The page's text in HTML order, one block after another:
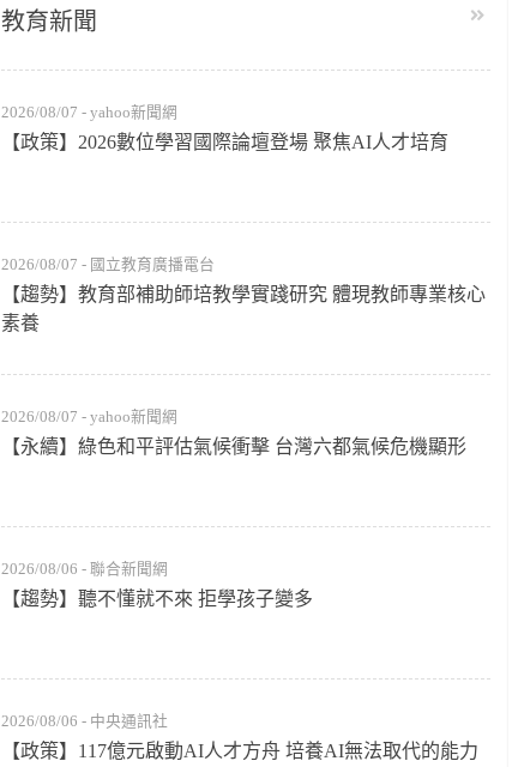
教育新聞
2026/08/07 - yahoo新聞網
【政策】2026數位學習國際論壇登場 聚焦AI人才培育
2026/08/07 - 國立教育廣播電台
【趨勢】教育部補助師培教學實踐研究 體現教師專業核心
素養
2026/08/07 - yahoo新聞網
【永續】綠色和平評估氣候衝擊 台灣六都氣候危機顯形
2026/08/06 - 聯合新聞網
【趨勢】聽不懂就不來 拒學孩子變多
2026/08/06 - 中央通訊社
【政策】117億元啟動AI人才方舟 培養AI無法取代的能力